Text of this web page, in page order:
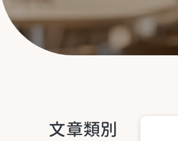
文章類別